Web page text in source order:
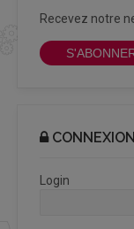
Recevez notre
Login